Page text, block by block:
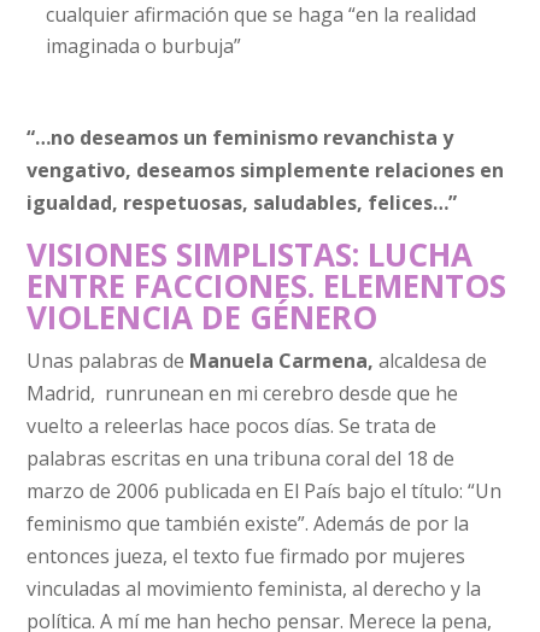
cualquier afirmación que se haga “en la realidad
imaginada o burbuja”
“…no deseamos un feminismo revanchista y
vengativo, deseamos simplemente relaciones en
igualdad, respetuosas, saludables, felices…”
VISIONES SIMPLISTAS: LUCHA
ENTRE FACCIONES. ELEMENTOS
VIOLENCIA DE GÉNERO
Unas palabras de Manuela Carmena, alcaldesa de
Madrid, runrunean en mi cerebro desde que he
vuelto a releerlas hace pocos días. Se trata de
palabras escritas en una tribuna coral del 18 de
marzo de 2006 publicada en El País bajo el título: “Un
feminismo que también existe”. Además de por la
entonces jueza, el texto fue firmado por mujeres
vinculadas al movimiento feminista, al derecho y la
política. A mí me han hecho pensar. Merece la pena,